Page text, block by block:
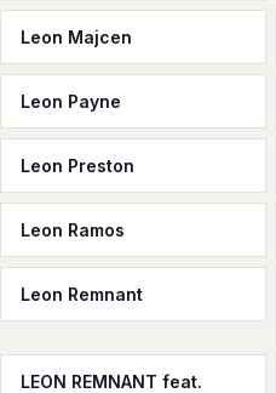
Leon Majcen
Leon Payne
Leon Preston
Leon Ramos
Leon Remnant
LEON REMNANT feat.